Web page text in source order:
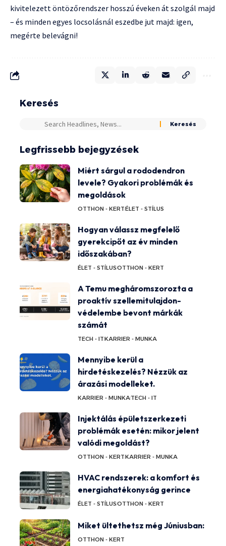
kivitelezett öntözőrendszer hosszú éveken át szolgál majd
– és minden egyes locsolásnál eszedbe jut majd: igen,
megérte belevágni!
Keresés
Legfrissebb bejegyzések
Miért sárgul a rododendron
levele? Gyakori problémák és
megoldások
OTTHON - KERTÉLET - STÍLUS
Hogyan válassz megfelelő
gyerekcipőt az év minden
időszakában?
ÉLET - STÍLUSOTTHON - KERT
A Temu megháromszorozta a
proaktív szellemitulajdon-
védelembe bevont márkák
számát
TECH - ITKARRIER - MUNKA
Mennyibe kerül a
hirdetéskezelés? Nézzük az
árazási modelleket.
KARRIER - MUNKATECH - IT
Injektálás épületszerkezeti
problémák esetén: mikor jelent
valódi megoldást?
OTTHON - KERTKARRIER - MUNKA
HVAC rendszerek: a komfort és
energiahatékonyság gerince
ÉLET - STÍLUSOTTHON - KERT
Miket ültethetsz még Júniusban:
OTTHON - KERT